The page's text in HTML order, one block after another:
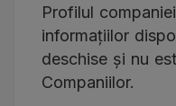
Profilul
informațiilor
deschise și nu
Companiilor.